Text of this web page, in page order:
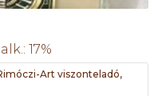
17%
Art viszonteladó,